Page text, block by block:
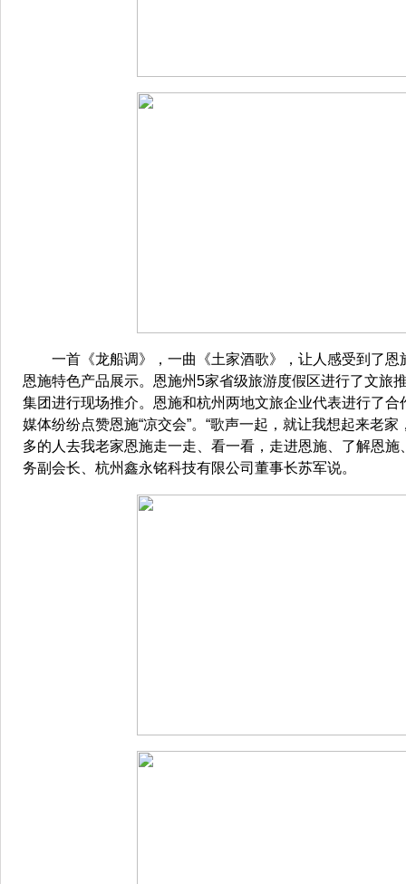
一首《龙船调》，一曲《土家酒歌》，让人感受到了恩
恩施特色产品展示。恩施州5家省级旅游度假区进行了文旅
集团进行现场推介。恩施和杭州两地文旅企业代表进行了
媒体纷纷点赞恩施“凉交会”。“歌声一起，就让我想起来老
多的人去我老家恩施走一走、看一看，走进恩施、了解恩施
务副会长、杭州鑫永铭科技有限公司董事长苏军说。